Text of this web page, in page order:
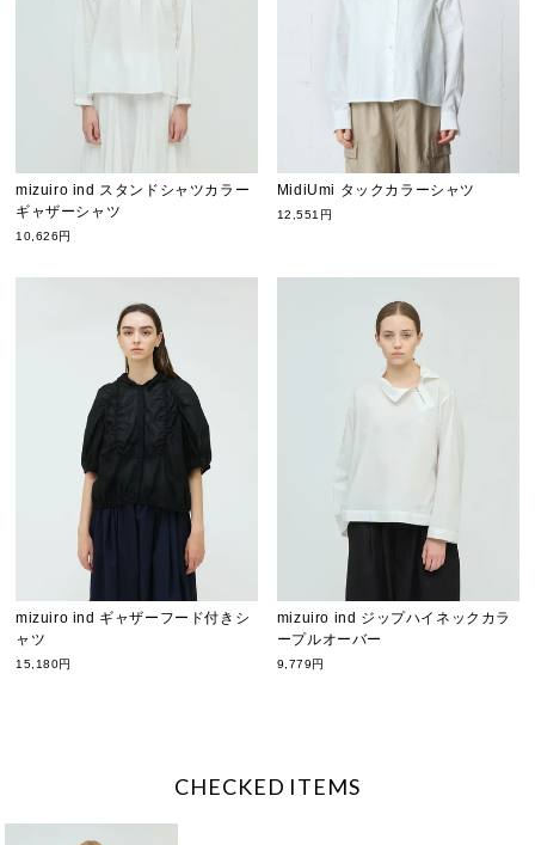
mizuiro ind スタンドシャツカラー
ギャザーシャツ
10,626円
MidiUmi タックカラーシャツ
12,551円
mizuiro ind ギャザーフード付きシ
ャツ
15,180円
mizuiro ind ジップハイネックカラ
ープルオーバー
9,779円
CHECKED ITEMS